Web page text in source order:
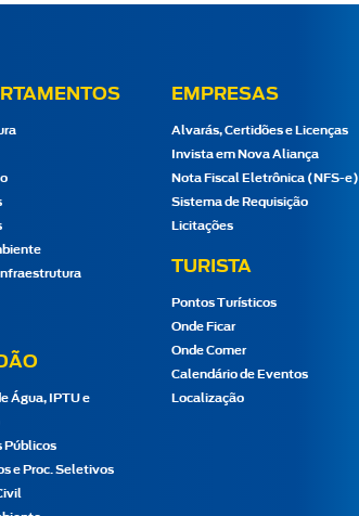
Água, IPTU e
Públicos
e Proc. Seletivos
EMPRESAS
Alvarás, Certidões e Licenças
Invista em Nova Aliança
Nota Fiscal Eletrônica (NFS-e)
Sistema de Requisição
Licitações
TURISTA
Pontos Turísticos
Onde Ficar
Onde Comer
Calendário de Eventos
Localização